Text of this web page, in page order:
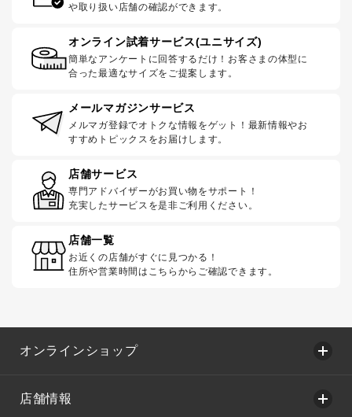
や取り扱い店舗の確認ができます。
オンライン試着サービス(ユニサイズ)
簡単なアンケートに回答するだけ！お客さまの体型に
合った最適なサイズをご提案します。
メールマガジンサービス
メルマガ登録でオトクな情報をゲット！最新情報やお
すすめトピックスをお届けします。
店舗サービス
専門アドバイザーがお買い物をサポート！
充実したサービスを是非ご利用ください。
店舗一覧
お近くの店舗がすぐに見つかる！
住所や営業時間はこちらからご確認できます。
オンラインショップ
店舗情報